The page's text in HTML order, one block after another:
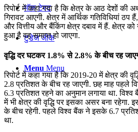
मॉक टेस्ट
टुडेज जीके
Menu Menu
रिपोर्ट में कहा गया है कि क्षेत्र के आठ देशों की
गिरावट आएगी. क्षेत्र में आर्थिक गतिविधियां ठप
और वित्तीय और बैंकिंग क्षेत्र दबाव में हैं. क्षेत्र
हुआ है वह समाप्त हो जाएगा.
वृद्धि दर घटकर 1.8% से 2.8% के बीच रह
रिपोर्ट में कहा गया है कि 2019-20 में क्षेत्र की
2.8 प्रतिशत के बीच रह जाएगी. छह माह पहले
6.3 प्रतिशत रहने का अनुमान लगाया था.
में भी क्षेत्र की वृद्धि पर इसका असर बना रहेगा.
के बीच रहेगी. पहले विश्व बैंक ने इसके 6.7
था.